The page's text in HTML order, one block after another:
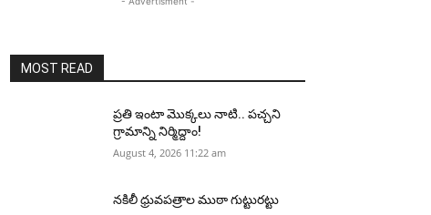
MOST READ
ప్రతి ఇంటా మొక్కలు నాటి.. పచ్చని
గ్రామాన్ని నిర్మిద్దాం!
August 4, 2026 11:22 am
నకిలీ ధ్రువపత్రాల ముఠా గుట్టురట్టు